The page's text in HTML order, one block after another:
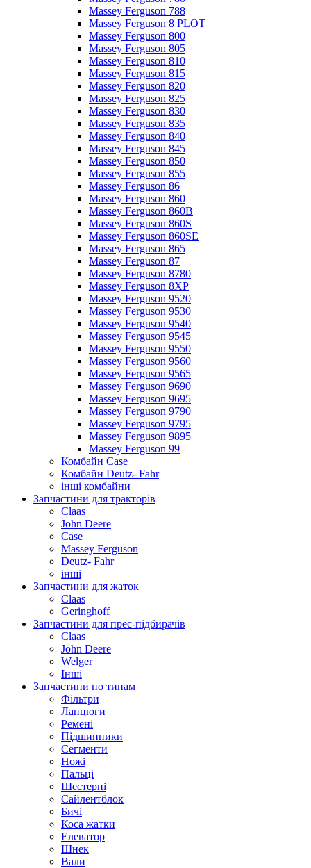
Massey Ferguson 788
Massey Ferguson 8 PLOT
Massey Ferguson 800
Massey Ferguson 805
Massey Ferguson 810
Massey Ferguson 815
Massey Ferguson 820
Massey Ferguson 825
Massey Ferguson 830
Massey Ferguson 835
Massey Ferguson 840
Massey Ferguson 845
Massey Ferguson 850
Massey Ferguson 855
Massey Ferguson 86
Massey Ferguson 860
Massey Ferguson 860B
Massey Ferguson 860S
Massey Ferguson 860SE
Massey Ferguson 865
Massey Ferguson 87
Massey Ferguson 8780
Massey Ferguson 8XP
Massey Ferguson 9520
Massey Ferguson 9530
Massey Ferguson 9540
Massey Ferguson 9545
Massey Ferguson 9550
Massey Ferguson 9560
Massey Ferguson 9565
Massey Ferguson 9690
Massey Ferguson 9695
Massey Ferguson 9790
Massey Ferguson 9795
Massey Ferguson 9895
Massey Ferguson 99
Комбайн Case
Комбайн Deutz- Fahr
інші комбайни
Запчастини для тракторів
Claas
John Deere
Case
Massey Ferguson
Deutz- Fahr
інші
Запчастини для жаток
Claas
Geringhoff
Запчастини для прес-підбирачів
Claas
John Deere
Welger
Інші
Запчастини по типам
Фільтри
Ланцюги
Ремені
Підшипники
Сегменти
Ножі
Пальці
Шестерні
Сайлентблок
Бичі
Коса жатки
Елеватор
Шнек
Вали